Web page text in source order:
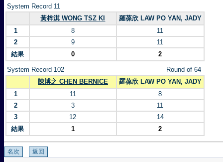
System Record 11
黃梓淇 WONG TSZ KI
羅葆欣 LAW PO YAN, JADY
1
8
11
2
9
11
結果
0 2
System Record 102
Round of 64
陳博之 CHEN BERNICE
羅葆欣 LAW PO YAN, JADY
1
11
8
2
3
11
3
12
14
結果
1 2